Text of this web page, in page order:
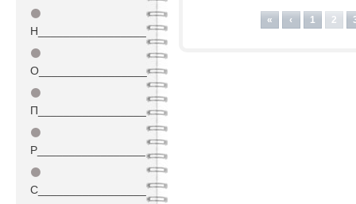
⚫
Н_________________
⚫
О_________________
⚫
П_________________
⚫
Р_________________
⚫
С_________________
грибами.
« ‹ 1 2